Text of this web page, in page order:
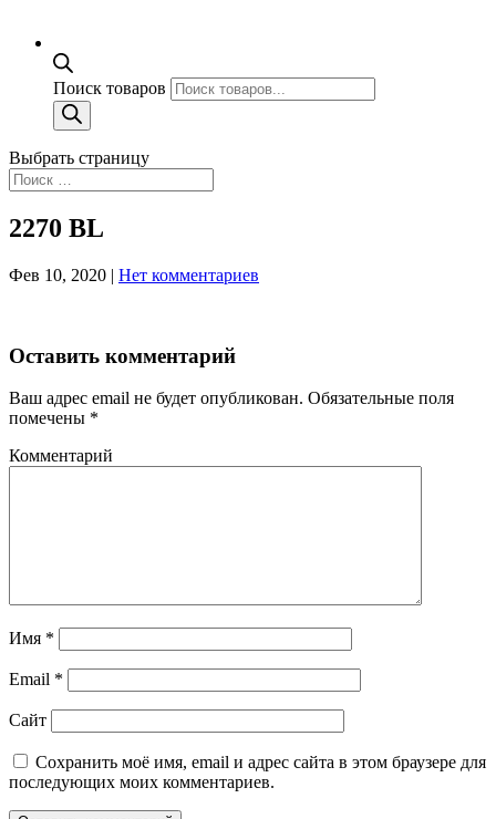
Поиск товаров
Выбрать страницу
2270 BL
Фев 10, 2020 | Нет комментариев
Оставить комментарий
Ваш адрес email не будет опубликован. Обязательные поля
помечены *
Комментарий
Имя *
Email *
Сайт
Сохранить моё имя, email и адрес сайта в этом браузере для
последующих моих комментариев.